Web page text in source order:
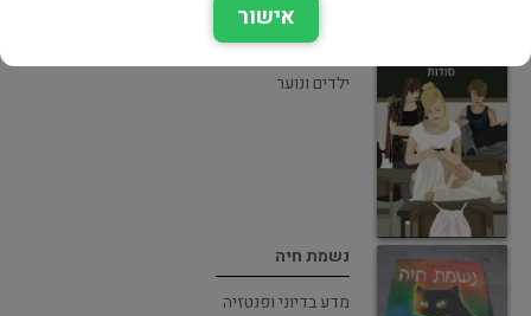
תיכון ברנסון
ילדים ונוער
נשמת חיה
מדע בדיוני ופנטזיה
אישור